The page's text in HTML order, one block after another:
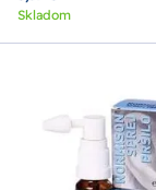
Skladom